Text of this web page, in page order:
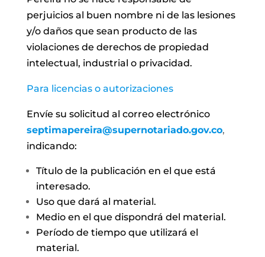
perjuicios al buen nombre ni de las lesiones
y/o daños que sean producto de las
violaciones de derechos de propiedad
intelectual, industrial o privacidad.
Para licencias o autorizaciones
Envíe su solicitud al correo electrónico
septimapereira@supernotariado.gov.co,
indicando:
Título de la publicación en el que está
interesado.
Uso que dará al material.
Medio en el que dispondrá del material.
Período de tiempo que utilizará el
material.